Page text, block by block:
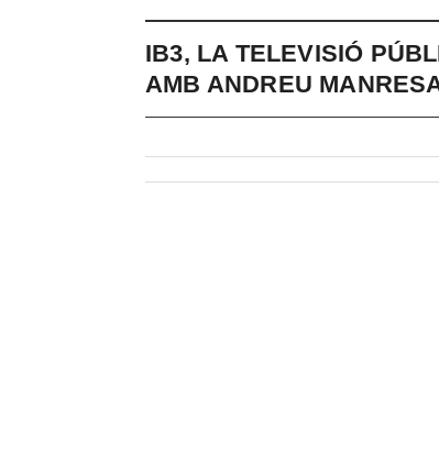
IB3, LA TELEVISIÓ
AMB ANDREU